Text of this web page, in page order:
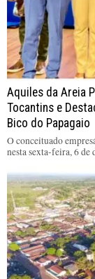
Aquiles da Areia
Tocantins e
Bico do Papagaio
O conceituado
nesta sexta-feira, 6 de